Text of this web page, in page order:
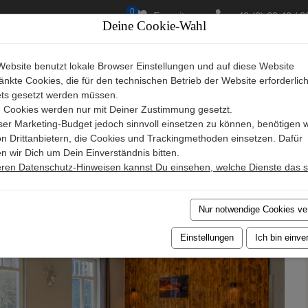
0 Favoriten +49 (0) 39 43 /
AUSSTATTUNG
- Haus 1 - Wohnung
Deine Cookie-Wahl
benutzt lokale Browser Einstellungen und auf diese Website
Cookies, die für den technischen Betrieb der Website
gesetzt werden müssen.
Cookies werden nur mit Deiner Zustimmung gesetzt.
Marketing-Budget jedoch sinnvoll einsetzen zu können, benötigen
Drittanbietern, die Cookies und Trackingmethoden einsetzen. Dafür
wir Dich um Dein Einverständnis bitten.
Datenschutz-Hinweisen kannst Du einsehen, welche Dienste das
Nur notwendige Cookies
Einstellungen Ich bin